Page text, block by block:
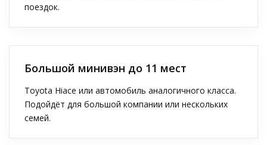
поездок.
Большой минивэн до 11 мест
Toyota Hiace или автомобиль аналогичного класса.
Подойдёт для большой компании или нескольких
семей.